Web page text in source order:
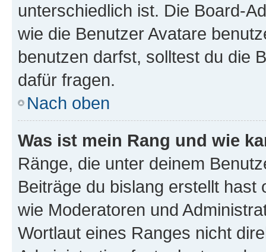
unterschiedlich ist. Die Board-
wie die Benutzer Avatare
benutzen darfst, solltest du die
dafür fragen.
Nach oben
Was ist mein Rang und wie
Ränge, die unter deinem
Beiträge du bislang erstellt
wie Moderatoren und
Wortlaut eines Ranges nicht